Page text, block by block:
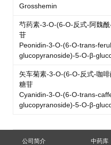
Grosshemin
芍药素-3-O-(6-O-反式-阿魏
苷
Peonidin-3-O-(6-O-trans-
glucopyranoside)-5-O-β-
矢车菊素-3-O-(6-O-反式-咖
糖苷
Cyanidin-3-O-(6-O-trans-
glucopyranoside)-5-O-β-
公司简介
中药库